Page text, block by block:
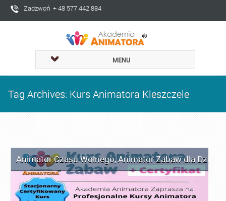
Zadzwoń + 48 577 442 884
MENU
Tag Archives: Kurs Animatora Kleszczele
Animator Czasu Wolnego,Animator Zabaw dla Dzieci